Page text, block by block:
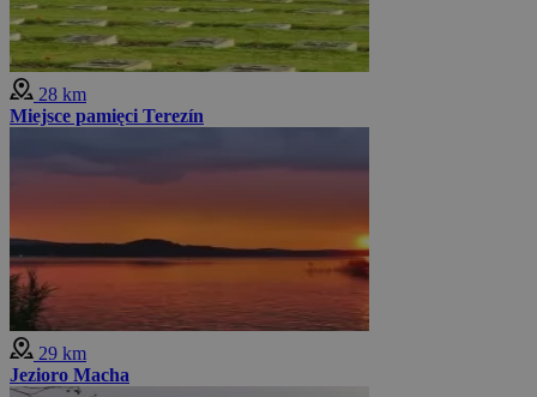
28 km
Miejsce pamięci Terezín
29 km
Jezioro Macha